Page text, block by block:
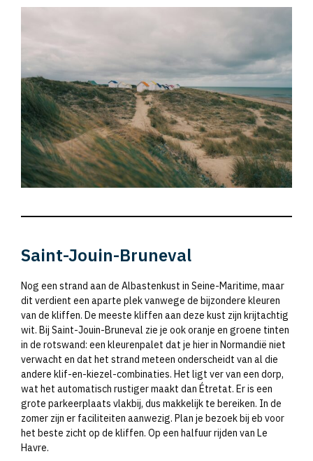
Saint-Jouin-Bruneval
Nog een strand aan de Albastenkust in Seine-Maritime, maar
dit verdient een aparte plek vanwege de bijzondere kleuren
van de kliffen. De meeste kliffen aan deze kust zijn krijtachtig
wit. Bij Saint-Jouin-Bruneval zie je ook oranje en groene tinten
in de rotswand: een kleurenpalet dat je hier in Normandië niet
verwacht en dat het strand meteen onderscheidt van al die
andere klif-en-kiezel-combinaties. Het ligt ver van een dorp,
wat het automatisch rustiger maakt dan Étretat. Er is een
grote parkeerplaats vlakbij, dus makkelijk te bereiken. In de
zomer zijn er faciliteiten aanwezig. Plan je bezoek bij eb voor
het beste zicht op de kliffen. Op een halfuur rijden van Le
Havre.